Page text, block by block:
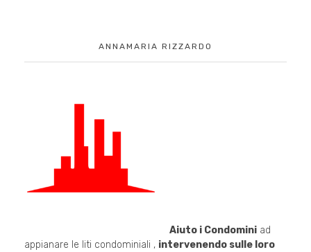
ANNAMARIA RIZZARDO
Aiuto i Condominiad
appianare le liti condominiali , intervenendo sulle loro